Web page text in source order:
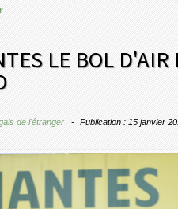
LE BOL
de l'étranger Publication : 15 janvier